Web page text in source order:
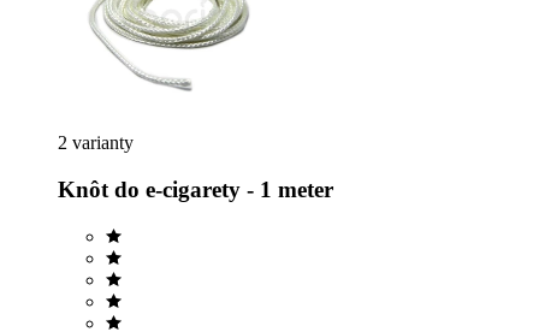
2 varianty
Knôt do e-cigarety - 1 meter